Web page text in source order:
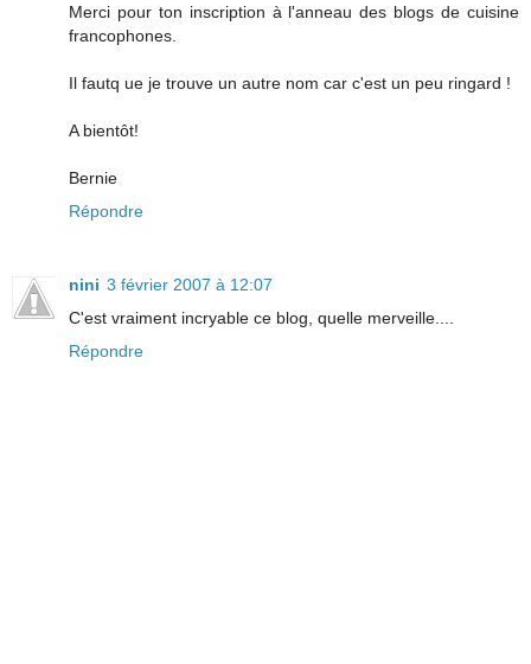
Merci pour ton inscription à l'anneau des blogs de cuisine
francophones.
Il fautq ue je trouve un autre nom car c'est un peu ringard !
A bientôt!
Bernie
Répondre
nini 3 février 2007 à 12:07
C'est vraiment incryable ce blog, quelle merveille....
Répondre